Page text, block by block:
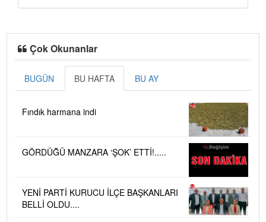
Çok Okunanlar
BUGÜN BU HAFTA BU AY
Fındık harmana indi
GÖRDÜĞÜ MANZARA ‘ŞOK’ ETTİ!.....
YENİ PARTİ KURUCU İLÇE BAŞKANLARI
BELLİ OLDU....